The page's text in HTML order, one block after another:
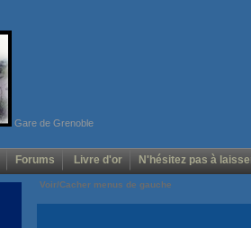
Gare de Grenoble
Forums Livre d'or N'hésitez pas à
Voir/Cacher menus de gauche